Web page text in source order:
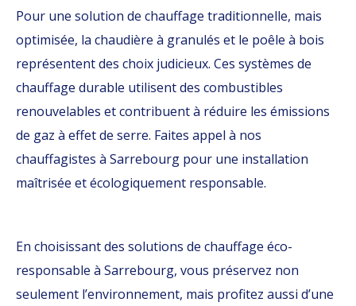
Pour une solution de chauffage traditionnelle, mais
optimisée, la chaudière à granulés et le poêle à bois
représentent des choix judicieux. Ces systèmes de
chauffage durable utilisent des combustibles
renouvelables et contribuent à réduire les émissions
de gaz à effet de serre. Faites appel à nos
chauffagistes à Sarrebourg pour une installation
maîtrisée et écologiquement responsable.
En choisissant des solutions de chauffage éco-
responsable à Sarrebourg, vous préservez non
seulement l’environnement, mais profitez aussi d’une